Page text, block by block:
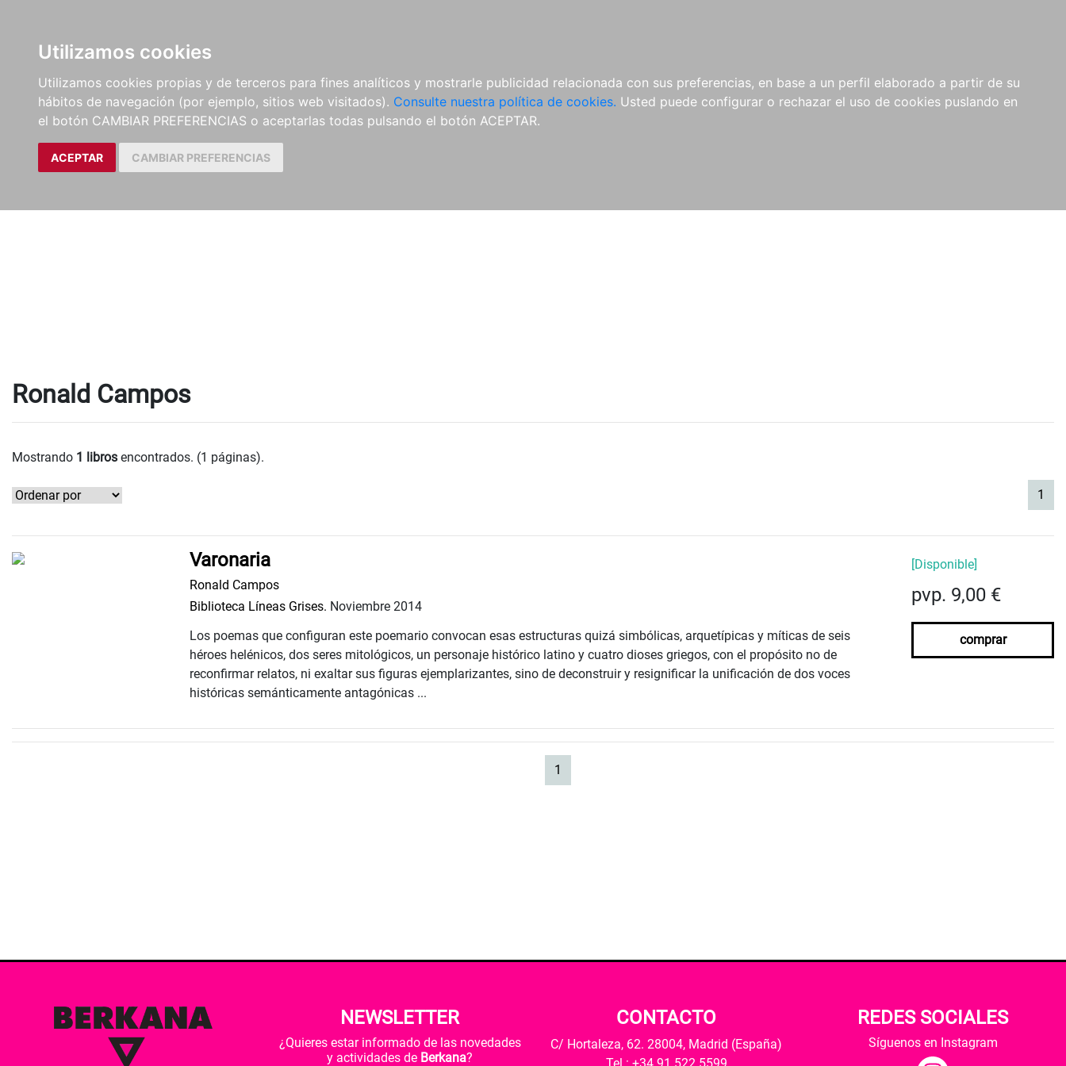
Utilizamos cookies
Utilizamos cookies propias y de terceros para fines analíticos y mostrarle publicidad relacionada con sus preferencias, en base a un perfil elaborado a partir de su
hábitos de navegación (por ejemplo, sitios web visitados). Consulte nuestra política de cookies. Usted puede configurar o rechazar el uso de cookies puslando en
el botón CAMBIAR PREFERENCIAS o aceptarlas todas pulsando el botón ACEPTAR.
ACEPTAR CAMBIAR PREFERENCIAS
Ronald Campos
Mostrando 1 libros encontrados. (1 páginas).
1
Varonaria
Ronald Campos
Biblioteca Líneas Grises. Noviembre 2014
Los poemas que configuran este poemario convocan esas estructuras quizá simbólicas, arquetípicas y míticas de seis
héroes helénicos, dos seres mitológicos, un personaje histórico latino y cuatro dioses griegos, con el propósito no de
reconfirmar relatos, ni exaltar sus figuras ejemplarizantes, sino de deconstruir y resignificar la unificación de dos voces
históricas semánticamente antagónicas ...
[Disponible]
pvp. 9,00 €
comprar
1
NEWSLETTER
¿Quieres estar informado de las novedades
y actividades de Berkana?
CONTACTO
C/ Hortaleza, 62. 28004, Madrid (España)
REDES SOCIALES
Síguenos en Instagram